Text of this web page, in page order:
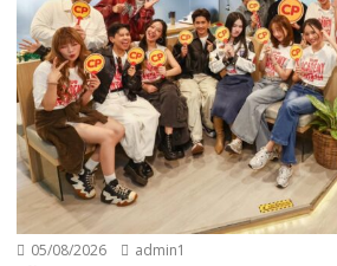
05/08/2026 admin1